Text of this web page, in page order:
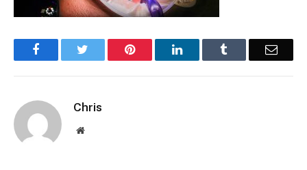
Facebook Pinterest LinkedIn Email
Chris
Website